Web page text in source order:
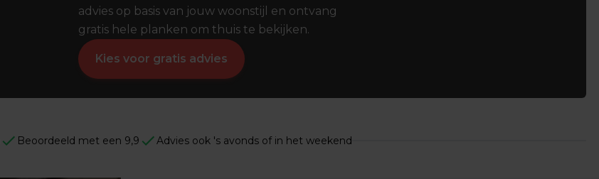
advies op basis van jouw woonstijl en ontvang
gratis hele planken om thuis te bekijken.
Kies voor gratis advies
Beoordeeld met een 9,9 Advies ook 's avonds of in het weekend